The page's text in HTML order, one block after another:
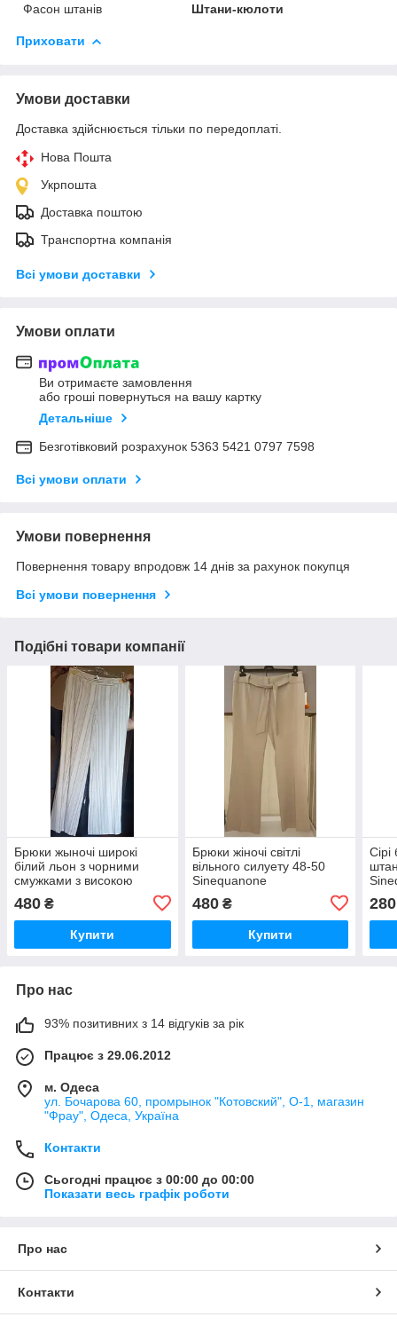
Фасон штанів
Штани-кюлоти
Приховати
Умови доставки
Доставка здійснюється тільки по передоплаті.
Нова Пошта
Укрпошта
Доставка поштою
Транспортна компанія
Всі умови доставки
Умови оплати
Ви отримаєте замовлення
або гроші повернуться на вашу картку
Детальніше
Безготівковий розрахунок 5363 5421 0797 7598
Всі умови оплати
Умови повернення
Повернення товару впродовж 14 днів за рахунок покупця
Всі умови повернення
Подібні товари компанії
Брюки жыночі широкі
білий льон з чорними
смужками з високою
посадкою 38 Sinequanone
480 ₴
Купити
Брюки жіночі світлі
вільного силуету 48-50
Sinequanone
480₴
Купити
Сірі
280
Про нас
93% позитивних з 14 відгуків за рік
Працює з 29.06.2012
м. Одеса
ул. Бочарова 60, промрынок "Котовский", О-1, магазин
"Фрау", Одеса, Україна
Контакти
Сьогодні працює з 00:00 до 00:00
Показати весь графік роботи
Про нас
Контакти